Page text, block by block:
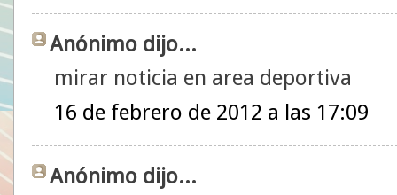
Anónimo dijo...
mirar noticia en area deportiva
16 de febrero de 2012 a las 17:09
Anónimo dijo...